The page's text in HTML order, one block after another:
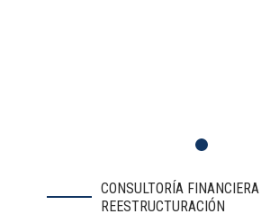
CONSULTORÍA FINANCIERA
REESTRUCTURACIÓN